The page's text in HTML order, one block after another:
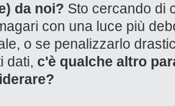
da noi? Sto cercando di
con una luce più
o se penalizzarlo
dati, c'è qualche altro